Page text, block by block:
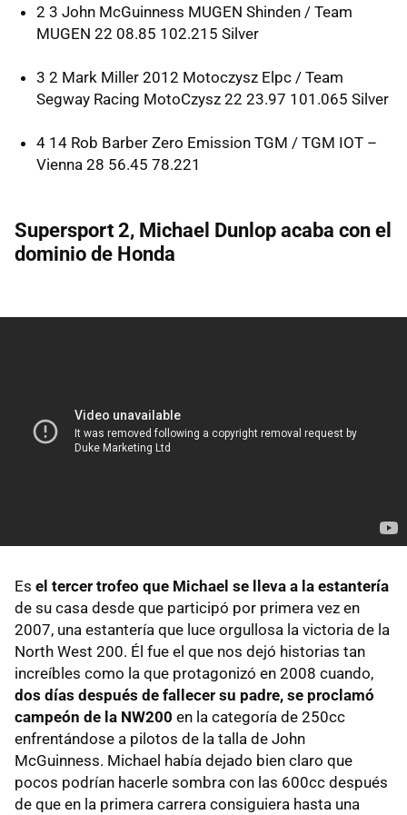
2 3 John McGuinness MUGEN Shinden / Team
MUGEN 22 08.85 102.215 Silver
3 2 Mark Miller 2012 Motoczysz Elpc / Team
Segway Racing MotoCzysz 22 23.97 101.065 Silver
4 14 Rob Barber Zero Emission TGM / TGM IOT –
Vienna 28 56.45 78.221
Supersport 2, Michael Dunlop acaba con el
dominio de Honda
Es el tercer trofeo que Michael se lleva a la estantería
de su casa desde que participó por primera vez en
2007, una estantería que luce orgullosa la victoria de la
North West 200. Él fue el que nos dejó historias tan
increíbles como la que protagonizó en 2008 cuando,
dos días después de fallecer su padre, se proclamó
campeón de la NW200 en la categoría de 250cc
enfrentándose a pilotos de la talla de John
McGuinness. Michael había dejado bien claro que
pocos podrían hacerle sombra con las 600cc después
de que en la primera carrera consiguiera hasta una